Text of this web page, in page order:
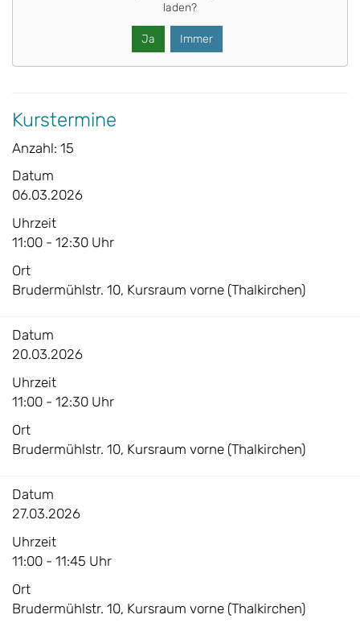
laden?
Ja Immer
Kurstermine
Anzahl: 15
Datum
06.03.2026
Uhrzeit
11:00 - 12:30 Uhr
Ort
Brudermühlstr. 10, Kursraum vorne (Thalkirchen)
Datum
20.03.2026
Uhrzeit
11:00 - 12:30 Uhr
Ort
Brudermühlstr. 10, Kursraum vorne (Thalkirchen)
Datum
27.03.2026
Uhrzeit
11:00 - 11:45 Uhr
Ort
Brudermühlstr. 10, Kursraum vorne (Thalkirchen)